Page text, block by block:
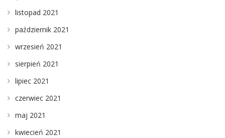
listopad 2021
październik 2021
wrzesień 2021
sierpień 2021
lipiec 2021
czerwiec 2021
maj 2021
kwiecień 2021